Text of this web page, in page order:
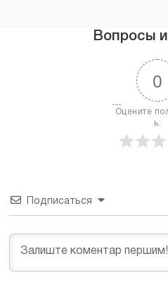
Вопросы
0
Оцените
ь:
Подписаться